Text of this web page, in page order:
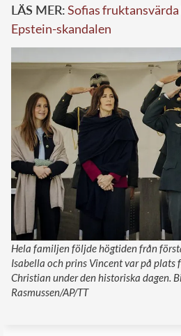
LÄS MER:Sofias
Epstein-skandalen
Hela familjen följde högtiden från
Isabella och prins Vincent var på
Christian under den historiska dagen.
Rasmussen/AP/TT